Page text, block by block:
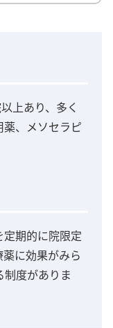
上あり、多く
、メソセラピ
期的に院限定
に効果がみら
度がありま